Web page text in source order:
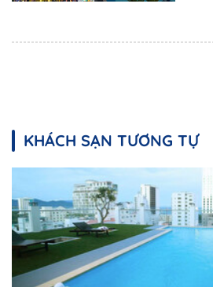
KHÁCH SẠN TƯƠNG TỰ